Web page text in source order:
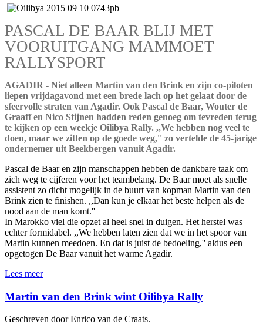
PASCAL DE BAAR BLIJ MET
VOORUITGANG MAMMOET
RALLYSPORT
AGADIR - Niet alleen Martin van den Brink en zijn co-piloten
liepen vrijdagavond met een brede lach op het gelaat door de
sfeervolle straten van Agadir. Ook Pascal de Baar, Wouter de
Graaff en Nico Stijnen hadden reden genoeg om tevreden terug
te kijken op een weekje Oilibya Rally. ,,We hebben nog veel te
doen, maar we zitten op de goede weg,'' zo vertelde de 45-jarige
ondernemer uit Beekbergen vanuit Agadir.
Pascal de Baar en zijn manschappen hebben de dankbare taak om
zich weg te cijferen voor het teambelang. De Baar moet als snelle
assistent zo dicht mogelijk in de buurt van kopman Martin van den
Brink zien te finishen. ,,Dan kun je elkaar het beste helpen als de
nood aan de man komt.''
In Marokko viel die opzet al heel snel in duigen. Het herstel was
echter formidabel. ,,We hebben laten zien dat we in het spoor van
Martin kunnen meedoen. En dat is juist de bedoeling,'' aldus een
opgetogen De Baar vanuit het warme Agadir.
Lees meer
Martin van den Brink wint Oilibya Rally
Geschreven door Enrico van de Craats.